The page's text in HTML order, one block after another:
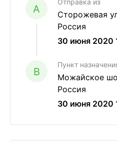
A
Отправка из
Сторожевая
Россия
30 июня 2020
B
Пункт
Можайское
Россия
30 июня 2020